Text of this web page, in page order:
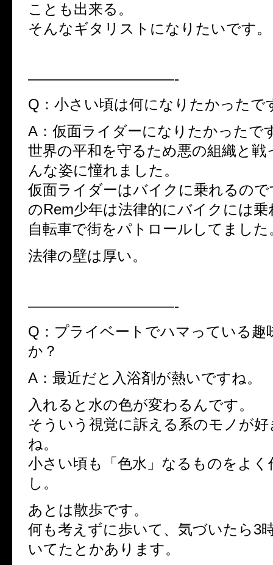
ことも出来る。
そんなギタリストになりたいです。
——————————-
Q：小さい頃は何になりたかったで
A：仮面ライダーになりたかったで
世界の平和を守るため悪の組織と戦
んな姿に憧れました。
仮面ライダーはバイクに乗れるの
のRem少年は法律的にバイクには
自転車で街をパトロールしてました
法律の壁は厚い。
——————————-
Q：プライベートでハマっている趣
か？
A：最近だと入浴剤が熱いですね。
入れると水の色が変わるんです。
そういう視覚に訴える系のモノが
ね。
小さい頃も「色水」なるものをよ
し。
あとは散歩です。
何も考えずに歩いて、気づいたら3
いてたとかあります。